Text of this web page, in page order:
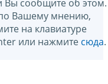
Вы сообщите об этом.
по Вашему мнению,
на клавиатуре
или нажмите сюда.